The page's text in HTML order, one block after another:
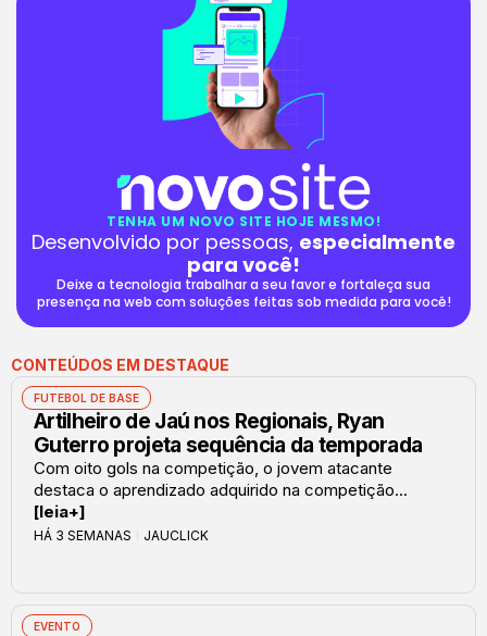
TENHA UM NOVO SITE HOJE MESMO!
Desenvolvido por pessoas, especialmente
para você!
Deixe a tecnologia trabalhar a seu favor e fortaleça sua
presença na web com soluções feitas sob medida para você!
CONTEÚDOS EM DESTAQUE
FUTEBOL DE BASE
Artilheiro de Jaú nos Regionais, Ryan
Guterro projeta sequência da temporada
Com oito gols na competição, o jovem atacante
destaca o aprendizado adquirido na competição...
[leia+]
HÁ 3 SEMANAS JAUCLICK
EVENTO